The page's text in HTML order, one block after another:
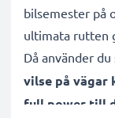
bilsemester på
ultimata rutten
Då använder du
vilse på vägar
full power till